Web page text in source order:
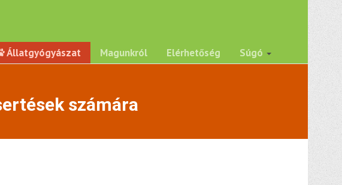
Állatgyógyászat Magunkról Elérhetőség Súgó
számára